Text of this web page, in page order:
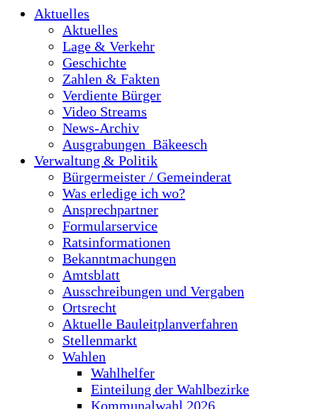
Aktuelles
Aktuelles
Lage & Verkehr
Geschichte
Zahlen & Fakten
Verdiente Bürger
Video Streams
News-Archiv
Ausgrabungen_Bäkeesch
Verwaltung & Politik
Bürgermeister / Gemeinderat
Was erledige ich wo?
Ansprechpartner
Formularservice
Ratsinformationen
Bekanntmachungen
Amtsblatt
Ausschreibungen und Vergaben
Ortsrecht
Aktuelle Bauleitplanverfahren
Stellenmarkt
Wahlen
Wahlhelfer
Einteilung der Wahlbezirke
Kommunalwahl 2026